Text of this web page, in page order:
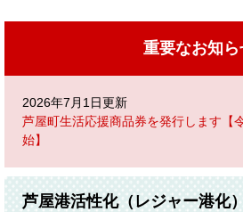
重要なお知ら
2026年7月1日更新
芦屋町生活応援商品券を発行します【
始】
芦屋港活性化（レジャー港化